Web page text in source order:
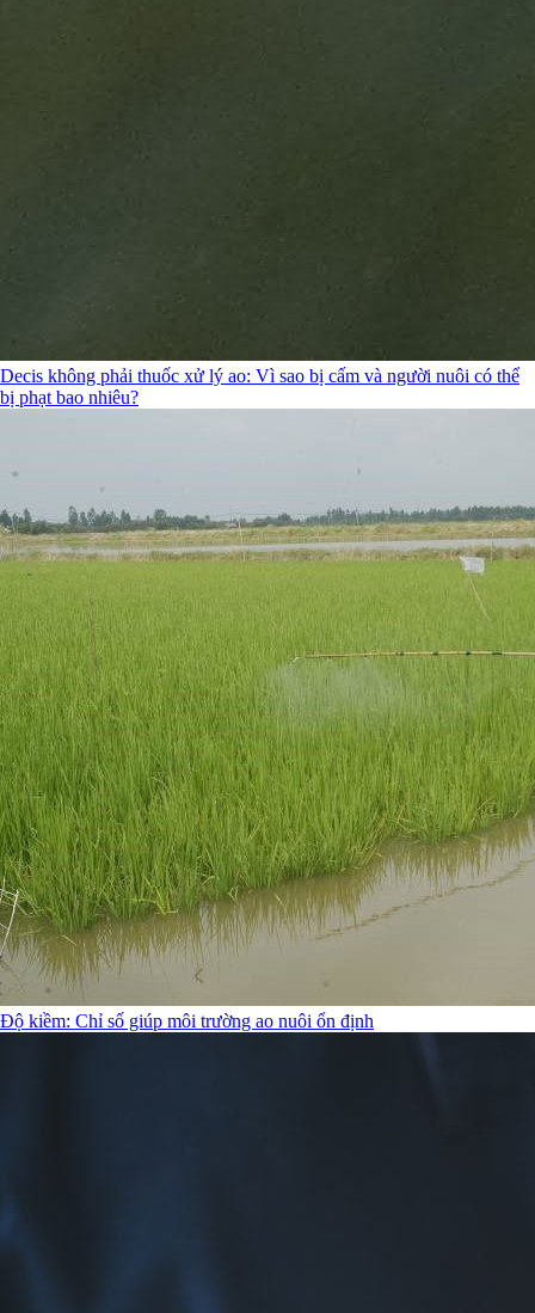
Decis không phải thuốc xử lý ao: Vì sao bị cấm và người nuôi có thể
bị phạt bao nhiêu?
Độ kiềm: Chỉ số giúp môi trường ao nuôi ổn định